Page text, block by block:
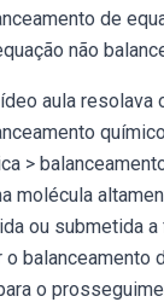
de
não
aula resolava
>
molécula
ou submetida
balanceamento
o